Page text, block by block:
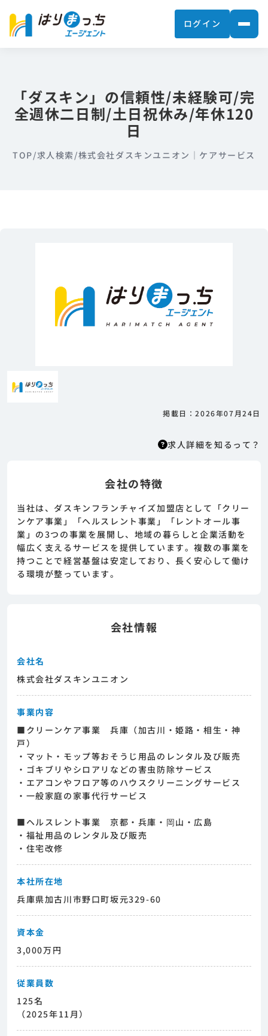
ログイン
「ダスキン」の信頼性/未経験可/完
全週休二日制/土日祝休み/年休120
日
TOP/求人検索 /株式会社ダスキンユニオン｜ケアサービス
掲載日：2026年07月24日
求人詳細を知るって？
求人詳細を知るって？
人紹介サービスのため、 応募に際してはまずエ
ージェントとの面談が必要になります。そのた
めまずは求人への興味有無を面談等で確認致し
ます。その後正式な求人応募へと進んでいただ
きます。
会社の特徴
当社は、ダスキンフランチャイズ加盟店として「クリー
ンケア事業」「ヘルスレント事業」「レントオール事
業」の3つの事業を展開し、地域の暮らしと企業活動を
幅広く支えるサービスを提供しています。複数の事業を
持つことで経営基盤は安定しており、長く安心して働け
る環境が整っています。
会社情報
会社名
株式会社ダスキンユニオン
事業内容
■クリーンケア事業 兵庫（加古川・姫路・相生・神
戸）
・マット・モップ等おそうじ用品のレンタル及び販売
・ゴキブリやシロアリなどの害虫防除サービス
・エアコンやフロア等のハウスクリーニングサービス
・一般家庭の家事代行サービス
■ヘルスレント事業 京都・兵庫・岡山・広島
・福祉用品のレンタル及び販売
・住宅改修
本社所在地
兵庫県加古川市野口町坂元329-60
資本金
3,000万円
従業員数
125名
（2025年11月）